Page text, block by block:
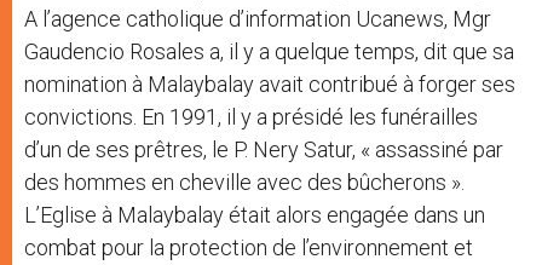
A l’agence catholique d’information Ucanews, Mgr
Gaudencio Rosales a, il y a quelque temps, dit que sa
nomination à Malaybalay avait contribué à forger ses
convictions. En 1991, il y a présidé les funérailles
d’un de ses prêtres, le P. Nery Satur, « assassiné par
des hommes en cheville avec des bûcherons ».
L’Eglise à Malaybalay était alors engagée dans un
combat pour la protection de l’environnement et